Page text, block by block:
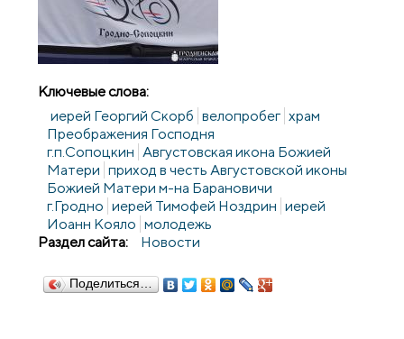
Ключевые слова:
иерей Георгий Скорб велопробег храм
Преображения Господня
г.п.Сопоцкин Августовская икона Божией
Матери приход в честь Августовской иконы
Божией Матери м-на Барановичи
г.Гродно иерей Тимофей Ноздрин иерей
Иоанн Кояло молодежь
Раздел сайта:
Новости
Поделиться…